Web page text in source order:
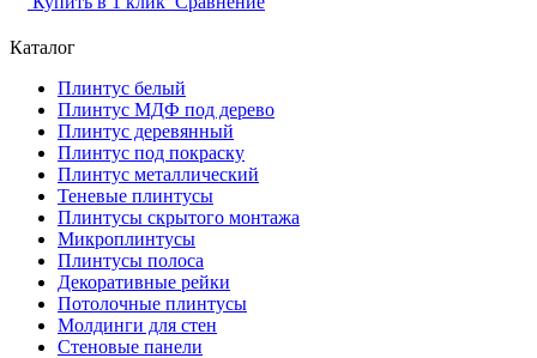
Каталог
Плинтус белый
Плинтус МДФ под дерево
Плинтус деревянный
Плинтус под покраску
Плинтус металлический
Теневые плинтусы
Плинтусы скрытого монтажа
Микроплинтусы
Плинтусы полоса
Декоративные рейки
Потолочные плинтусы
Молдинги для стен
Стеновые панели